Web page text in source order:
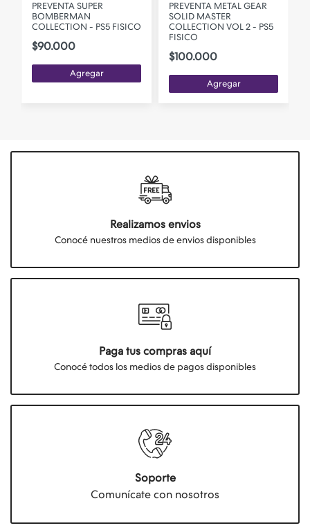
PREVENTA SUPER
BOMBERMAN
COLLECTION - PS5 FISICO
$90.000
Agregar
PREVENTA METAL GEAR
SOLID MASTER
COLLECTION VOL 2 - PS5
FISICO
$100.000
Agregar
Realizamos envios
Conocé nuestros medios de envios disponibles
Paga tus compras aquí
Conocé todos los medios de pagos disponibles
Soporte
Comunícate con nosotros